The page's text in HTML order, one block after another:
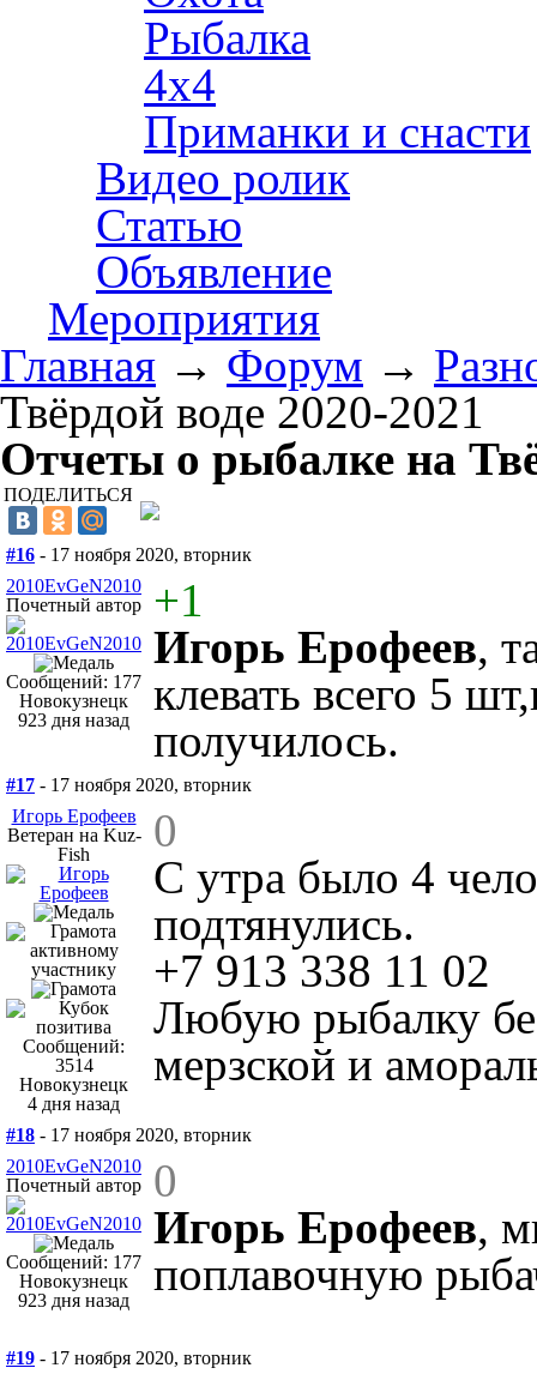
Рыбалка
4х4
Приманки и снасти
Видео ролик
Статью
Объявление
Мероприятия
Главная → Форум →
Твёрдой воде 2020-2021
Отчеты о рыбалке на
ПОДЕЛИТЬСЯ
#16 - 17 ноября 2020, вторник
2010EvGeN2010
Почетный автор
Сообщений: 177
Новокузнецк
923 дня назад
+1
Игорь Ерофеев,
клевать всего 5
получилось.
#17 - 17 ноября 2020, вторник
Игорь Ерофеев
Ветеран на Kuz-
Fish
Сообщений:
3514
Новокузнецк
4 дня назад
0
С утра было 4
подтянулись.
+7 913 338 11 02
Любую рыбалку
мерзской и
#18 - 17 ноября 2020, вторник
2010EvGeN2010
Почетный автор
Сообщений: 177
Новокузнецк
923 дня назад
0
Игорь Ерофеев,
поплавочную
#19 - 17 ноября 2020, вторник